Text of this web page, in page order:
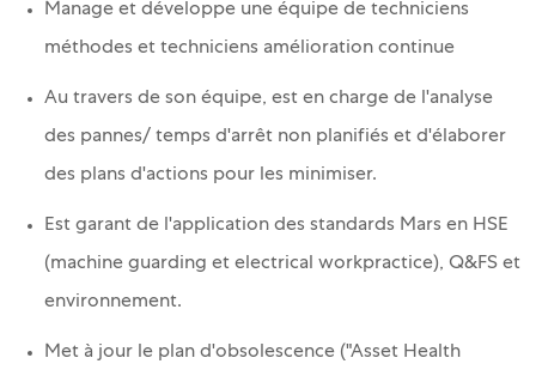
Manage et développe une équipe de techniciens
méthodes et techniciens amélioration continue
Au travers de son équipe, est en charge de l'analyse
des pannes/ temps d'arrêt non planifiés et d'élaborer
des plans d'actions pour les minimiser.
Est garant de l'application des standards Mars en HSE
(machine guarding et electrical workpractice), Q&FS et
environnement.
Met à jour le plan d'obsolescence ("Asset Health